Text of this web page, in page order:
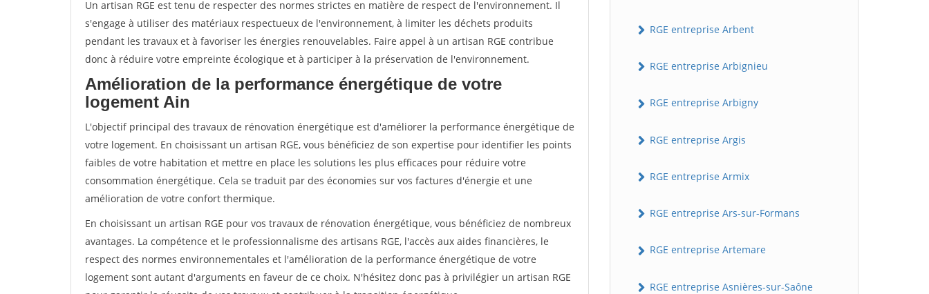
Un artisan RGE est tenu de respecter des normes strictes en matière de respect de l'environnement. Il
s'engage à utiliser des matériaux respectueux de l'environnement, à limiter les déchets produits
pendant les travaux et à favoriser les énergies renouvelables. Faire appel à un artisan RGE contribue
donc à réduire votre empreinte écologique et à participer à la préservation de l'environnement.
Amélioration de la performance énergétique de votre
logement Ain
L'objectif principal des travaux de rénovation énergétique est d'améliorer la performance énergétique de
votre logement. En choisissant un artisan RGE, vous bénéficiez de son expertise pour identifier les points
faibles de votre habitation et mettre en place les solutions les plus efficaces pour réduire votre
consommation énergétique. Cela se traduit par des économies sur vos factures d'énergie et une
amélioration de votre confort thermique.
En choisissant un artisan RGE pour vos travaux de rénovation énergétique, vous bénéficiez de nombreux
avantages. La compétence et le professionnalisme des artisans RGE, l'accès aux aides financières, le
respect des normes environnementales et l'amélioration de la performance énergétique de votre
logement sont autant d'arguments en faveur de ce choix. N'hésitez donc pas à privilégier un artisan RGE
RGE entreprise Arbent
RGE entreprise Arbignieu
RGE entreprise Arbigny
RGE entreprise Argis
RGE entreprise Armix
RGE entreprise Ars-sur-Formans
RGE entreprise Artemare
RGE entreprise Asnières-sur-Saône